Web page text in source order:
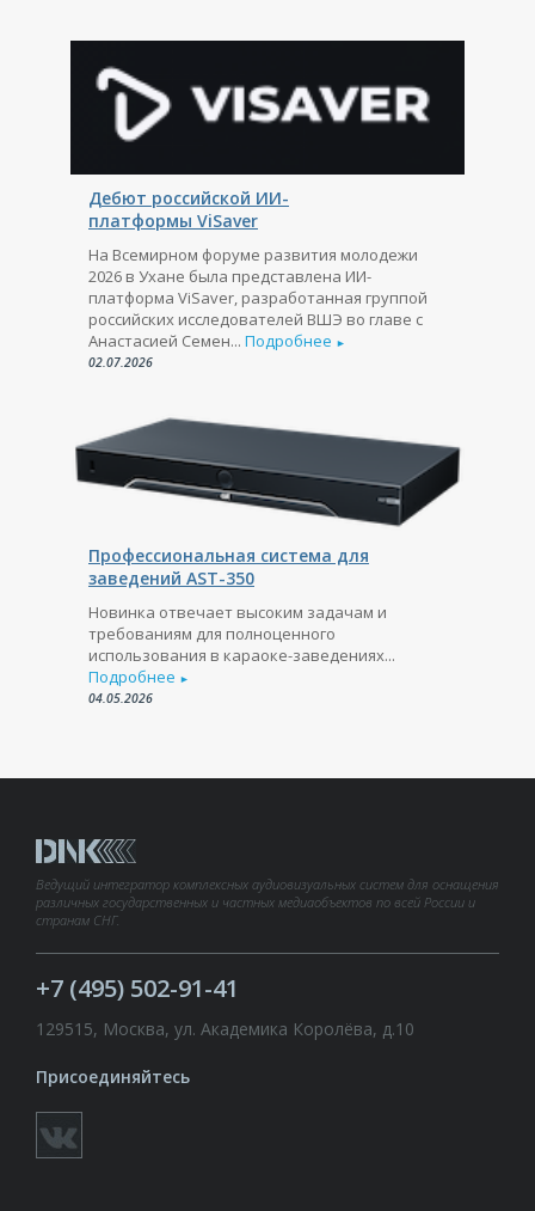
Дебют российской ИИ-
платформы ViSaver
На Всемирном форуме развития молодежи
2026 в Ухане была представлена ИИ-
платформа ViSaver, разработанная группой
российских исследователей ВШЭ во главе с
Анастасией Семен... Подробнее ►
02.07.2026
Профессиональная система для
заведений AST-350
Новинка отвечает высоким задачам и
требованиям для полноценного
использования в караоке-заведениях...
Подробнее ►
04.05.2026
Ведущий интегратор комплексных аудиовизуальных систем для оснащения
различных государственных и частных медиаобъектов по всей России и
странам СНГ.
+7 (495) 502-91-41
129515, Москва, ул. Академика Королёва, д.10
Присоединяйтесь